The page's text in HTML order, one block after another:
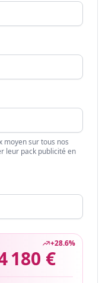
moyen sur tous nos
leur pack publicité en
+28.6%
180 €